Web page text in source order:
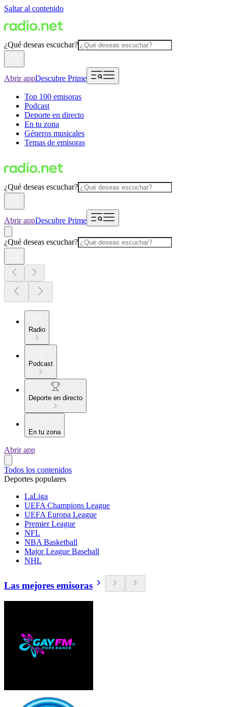
Saltar al contenido
¿Qué deseas escuchar?
Abrir appDescubre Prime
Top 100 emisoras
Podcast
Deporte en directo
En tu zona
Géneros musicales
Temas de emisoras
¿Qué deseas escuchar?
Abrir appDescubre Prime
¿Qué deseas escuchar?
Radio
Podcast
Deporte en directo
En tu zona
Abrir app
Todos los contenidos
Deportes populares
LaLiga
UEFA Champions League
UEFA Europa League
Premier League
NFL
NBA Basketball
Major League Baseball
NHL
Las mejores emisoras